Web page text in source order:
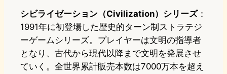
シビライゼーション（Civilization）シリーズ：
1991年に初登場した歴史的ターン制ストラテジ
ーゲームシリーズ。プレイヤーは文明の指導者
となり、古代から現代以降まで文明を発展させ
ていく。全世界累計販売本数は7000万本を超え